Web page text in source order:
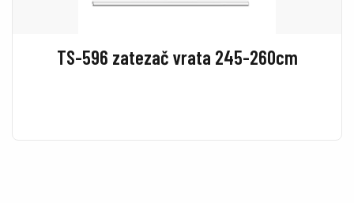
TS-596 zatezač vrata 245-260cm